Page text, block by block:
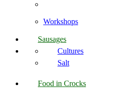
Workshops
Sausages
Cultures
Salt
Food in Crocks